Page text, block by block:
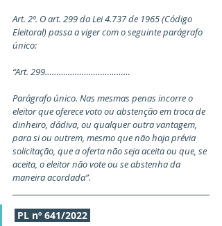
Art. 2º. O art. 299 da Lei 4.737 de 1965 (Código
Eleitoral) passa a viger com o seguinte parágrafo
único:
“Art. 299……….………………………
Parágrafo único. Nas mesmas penas incorre o
eleitor que oferece voto ou abstenção em troca de
dinheiro, dádiva, ou qualquer outra vantagem,
para si ou outrem, mesmo que não haja prévia
solicitação, que a oferta não seja aceita ou que, se
aceita, o eleitor não vote ou se abstenha da
maneira acordada”.
PL nº 641/2022